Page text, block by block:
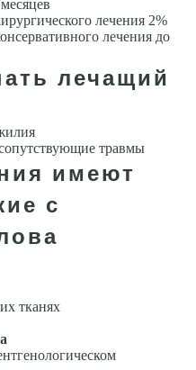
лечения 2%
лечения до
лечащий
травмы
имеют
с
тканях